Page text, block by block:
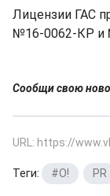
Лицензии ГАС
№16-0062-КР и
Сообщи свою
URL: https://
Теги: #O! PR